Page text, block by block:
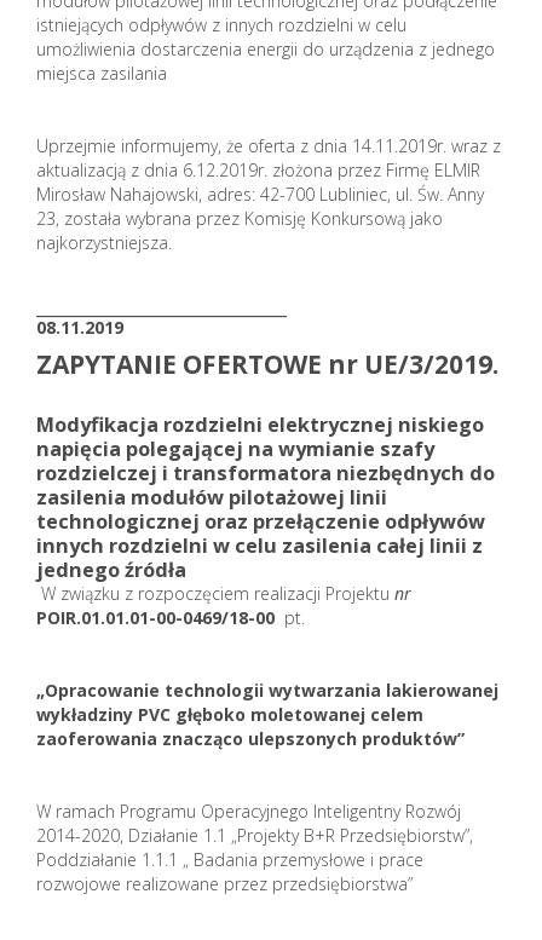
istniejących odpływów z innych rozdzielni w celu
umożliwienia dostarczenia energii do urządzenia z jednego
miejsca zasilania
Uprzejmie informujemy, że oferta z dnia 14.11.2019r. wraz z
aktualizacją z dnia 6.12.2019r. złożona przez Firmę ELMIR
Mirosław Nahajowski, adres: 42-700 Lubliniec, ul. Św. Anny
23, została wybrana przez Komisję Konkursową jako
najkorzystniejsza.
08.11.2019
ZAPYTANIE OFERTOWE nr UE/3/2019.
Modyfikacja rozdzielni elektrycznej niskiego
napięcia polegającej na wymianie szafy
rozdzielczej i transformatora niezbędnych do
zasilenia modułów pilotażowej linii
technologicznej oraz przełączenie odpływów
innych rozdzielni w celu zasilenia całej linii z
jednego źródła
W związku z rozpoczęciem realizacji Projektu nr
POIR.01.01.01-00-0469/18-00 pt.
„Opracowanie technologii wytwarzania lakierowanej
wykładziny PVC głęboko moletowanej celem
zaoferowania znacząco ulepszonych produktów”
W ramach Programu Operacyjnego Inteligentny Rozwój
2014-2020, Działanie 1.1 „Projekty B+R Przedsiębiorstw”,
Poddziałanie 1.1.1 „ Badania przemysłowe i prace
rozwojowe realizowane przez przedsiębiorstwa”